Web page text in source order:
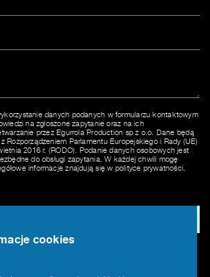
cookies
danych podanych w formularzu kontaktowym
na zgłoszone zapytanie oraz na ich
przez Egurrola Production sp z o.o. Dane będą
Rozporządzeniem Parlamentu Europejskiego i Rady (UE)
2016 r. (RODO). Podanie danych osobowych jest
do obsługi zapytania. W każdej chwili mogę
informacje znajdują się w polityce prywatności.